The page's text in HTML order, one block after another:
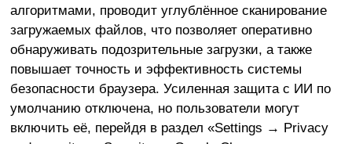
алгоритмами, проводит углублённое сканирование
загружаемых файлов, что позволяет оперативно
обнаруживать подозрительные загрузки, а также
повышает точность и эффективность системы
безопасности браузера. Усиленная защита с ИИ по
умолчанию отключена, но пользователи могут
включить её, перейдя в раздел «Settings → Privacy